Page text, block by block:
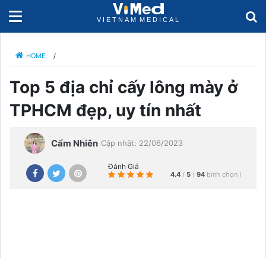
HOME /
Top 5 địa chỉ cấy lông mày ở
TPHCM đẹp, uy tín nhất
Cẩm Nhiên Cập nhật: 22/06/2023
Đánh Giá
4.4 / 5 ( 94 bình chọn )